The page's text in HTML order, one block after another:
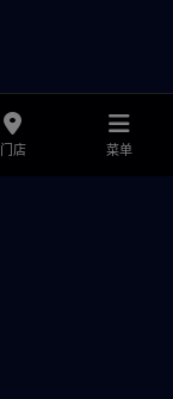
门店 菜单